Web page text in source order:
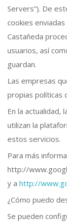
Servers”). De
cookies
Castañeda
usuarios, así
guardan.
Las empresas
propias políticas
En la actualidad,
utilizan la
estos servicios.
Para más
http://
y a http://
¿Cómo puedo
Se pueden